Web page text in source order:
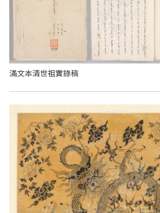
滿文本清世祖實錄稿